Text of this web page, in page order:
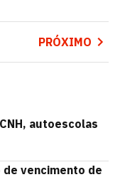
PRÓXIMO
autoescolas
vencimento de